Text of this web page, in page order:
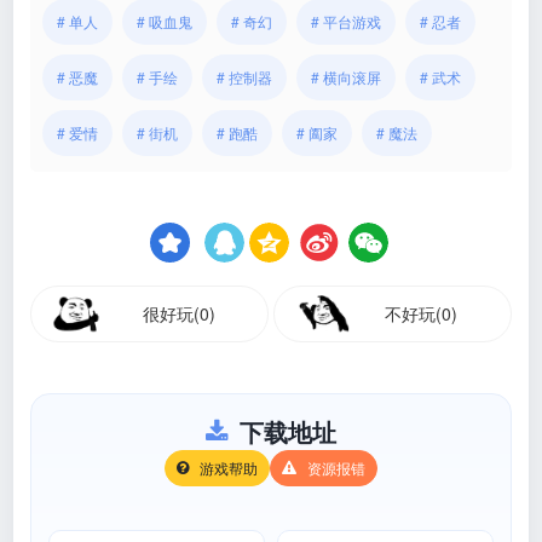
# 单人 # 吸血鬼 # 奇幻 # 平台游戏 # 忍者
# 恶魔 # 手绘 # 控制器 # 横向滚屏 # 武术
# 爱情 # 街机 # 跑酷 # 阖家 # 魔法
很好玩(0) 不好玩(0)
下载地址
游戏帮助 资源报错